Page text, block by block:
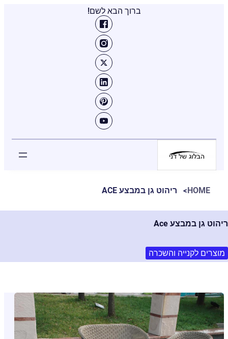
ברוך הבא לשם!
HOME ריהוט גן במבצע ACE
ריהוט גן במבצע Ace
מוצרים לקנייה והשכרה